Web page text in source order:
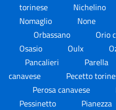
torinese
Nichelino
Nomaglio
None
Orbassano
Orio
Osasio
Oulx
Pancalieri
Parella
canavese
Pecetto
Perosa canavese
Pessinetto
Pianezza